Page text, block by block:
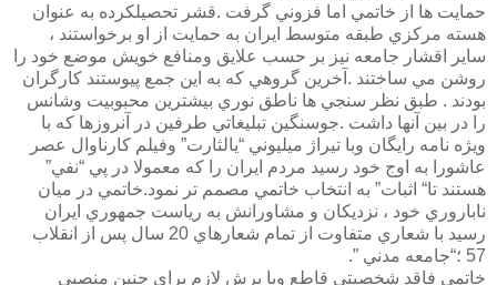
حمايت ها از خاتمي اما فزوني گرفت .قشر تحصيلكرده به عنوان
هسته مركزي طبقه متوسط ايران به حمايت از او برخواستند ،
ساير اقشار جامعه نيز بر حسب علايق ومنافع خويش موضع خود را
روشن مي ساختند .آخرين گروهي كه به اين جمع پيوستند كارگران
بودند . طبق نظر سنجي ها ناطق نوري بيشترين محبوبيت وشانس
را در بين آنها داشت .جوسنگين تبليغاتي طرفين در آنروزها كه با
ويژه نامه رايگان وبا تيراژ ميليوني “يالثارت” وفيلم كارناوال عصر
عاشورا به اوج خود رسيد مردم ايران را كه معمولا در پي “نفي”
هستند تا“ اثبات” به انتخاب خاتمي مصمم تر نمود.خاتمي در ميان
ناباروري خود ، نزديكان و مشاورانش به رياست جمهوري ايران
رسيد با شعاري متفاوت از تمام شعارهاي 20 سال پس از انقلاب
57 ؛“جامعه مدني ”.
خاتمي فاقد شخصيتي قاطع وبا برش لازم براي چنين منصبي